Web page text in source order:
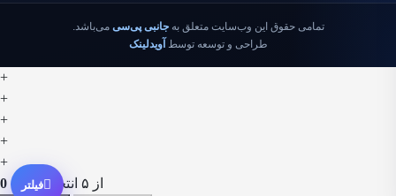
فیلتر
تمامی حقوق این وب‌سایت متعلق بهجانبی پی‌سی می‌باشد.
طراحی و توسعه توسط آویدلینک
+
+
+
+
+
0
از ۵ انتخاب شده